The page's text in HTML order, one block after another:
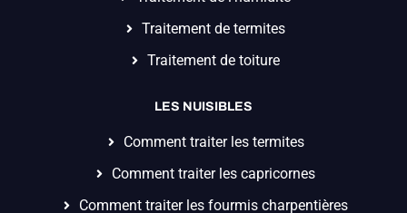
Traitement de termites
Traitement de toiture
LES NUISIBLES
Comment traiter les termites
Comment traiter les capricornes
Comment traiter les fourmis charpentières